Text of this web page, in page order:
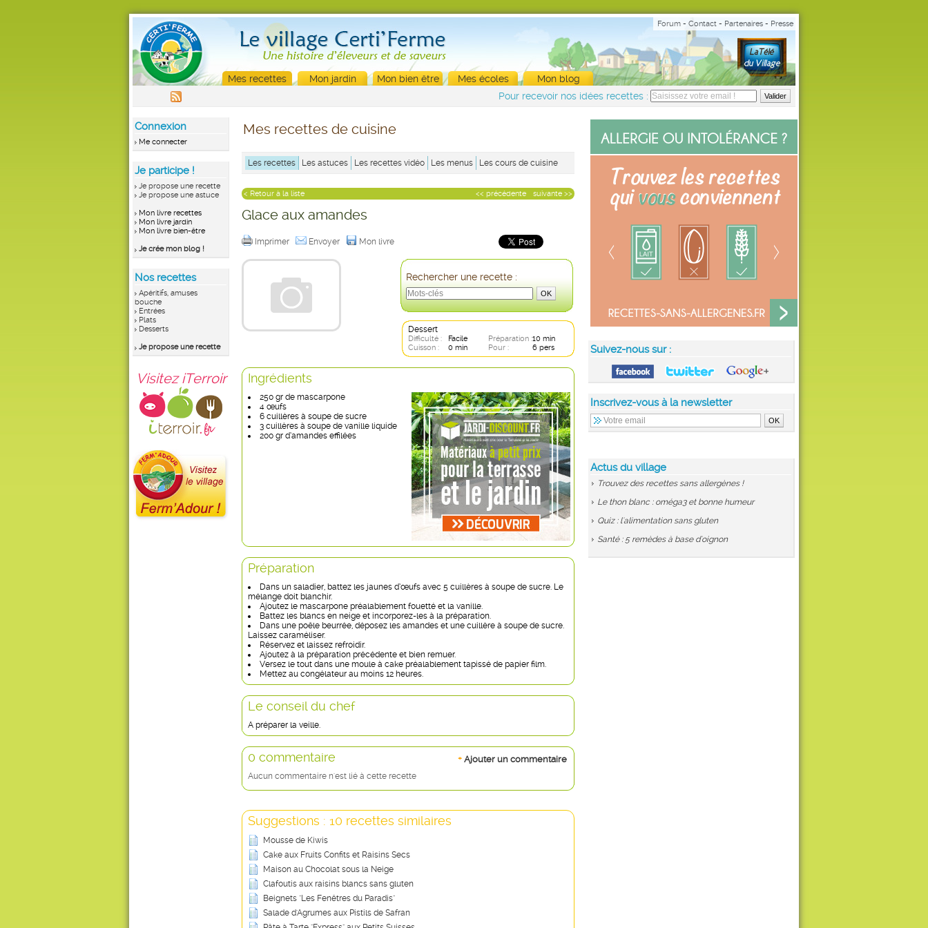
Forum - Contact - Partenaires - Presse
Mes recettes Mon jardin Mon bien être Mes écoles
Mon blog
Pour recevoir nos idées recettes :
Connexion
Me connecter
Je participe !
Je propose une recette
Je propose une astuce
Mon livre recettes
Mon livre jardin
Mon livre bien-être
Je crée mon blog !
Nos recettes
Apéritifs, amuses
bouche
Entrées
Plats
Desserts
Je propose une recette
Visitez iTerroir
Suivez-nous sur :
Inscrivez-vous à la newsletter
Actus du village
Trouvez des recettes sans allergènes !
Le thon blanc : oméga3 et bonne humeur
Quiz : l'alimentation sans gluten
Santé : 5 remèdes à base d'oignon
Mes recettes de cuisine
Les recettes Les astuces Les recettes vidéo Les menus Les cours de cuisine
suivante >>
<< précédente
< Retour à la liste
Glace aux amandes
Imprimer Envoyer Mon livre
Rechercher une recette :
Dessert
Difficulté : Facile Préparation :10 min
Cuisson :
0 min Pour : 6 pers
Ingrédients
250 gr de mascarpone
4 œufs
6 cuillères à soupe de sucre
3 cuillères à soupe de vanille liquide
200 gr d’amandes effilées
Préparation
Dans un saladier, battez les jaunes d’œufs avec 5 cuillères à soupe de sucre. Le
mélange doit blanchir.
Ajoutez le mascarpone préalablement fouetté et la vanille.
Battez les blancs en neige et incorporez-les à la préparation.
Dans une poêle beurrée, déposez les amandes et une cuillère à soupe de sucre.
Laissez caraméliser.
Réservez et laissez refroidir.
Ajoutez à la préparation précédente et bien remuer.
Versez le tout dans une moule à cake préalablement tapissé de papier film.
Mettez au congélateur au moins 12 heures.
Le conseil du chef
A préparer la veille.
+ Ajouter un commentaire
0 commentaire
Aucun commentaire n'est lié à cette recette
Suggestions : 10 recettes similaires
Mousse de Kiwis
Cake aux Fruits Confits et Raisins Secs
Maison au Chocolat sous la Neige
Clafoutis aux raisins blancs sans gluten
Beignets "Les Fenêtres du Paradis"
Salade d'Agrumes aux Pistils de Safran